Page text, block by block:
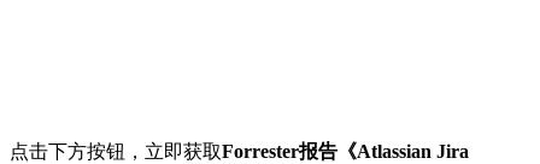
点击下方按钮，立即获取Forrester报告《Atlassian Jira